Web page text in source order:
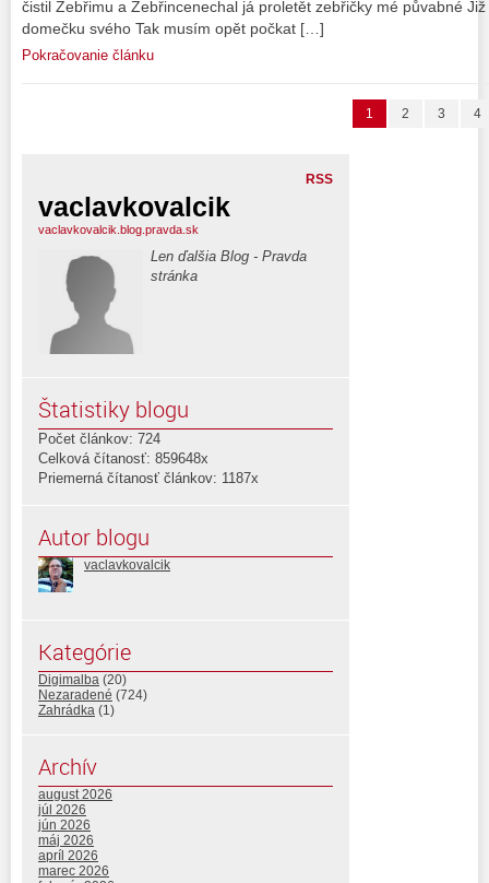
čistil Zebřimu a Zebřincenechal já proletět zebřičky mé půvabné
domečku svého Tak musím opět počkat […]
Pokračovanie článku
1 2 3 4
RSS
vaclavkovalcik
vaclavkovalcik.blog.pravda.sk
Len ďalšia Blog - Pravda
stránka
Štatistiky blogu
Počet článkov: 724
Celková čítanosť: 859648x
Priemerná čítanosť článkov: 1187x
Autor blogu
vaclavkovalcik
Kategórie
Digimalba (20)
Nezaradené (724)
Zahrádka (1)
Archív
august 2026
júl 2026
jún 2026
máj 2026
apríl 2026
marec 2026